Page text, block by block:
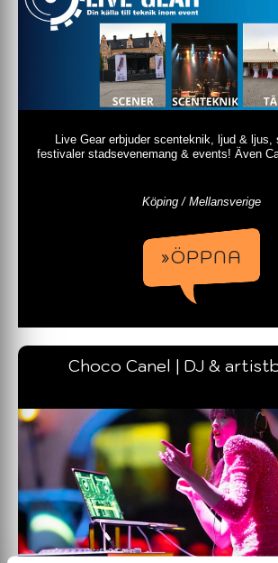
Live Gear erbjuder scenteknik, ljud & ljus,
festivaler stadsevenemang & events! Även
Köping / Mellansverige
»ÖPPNA
Choco Canel | DJ &